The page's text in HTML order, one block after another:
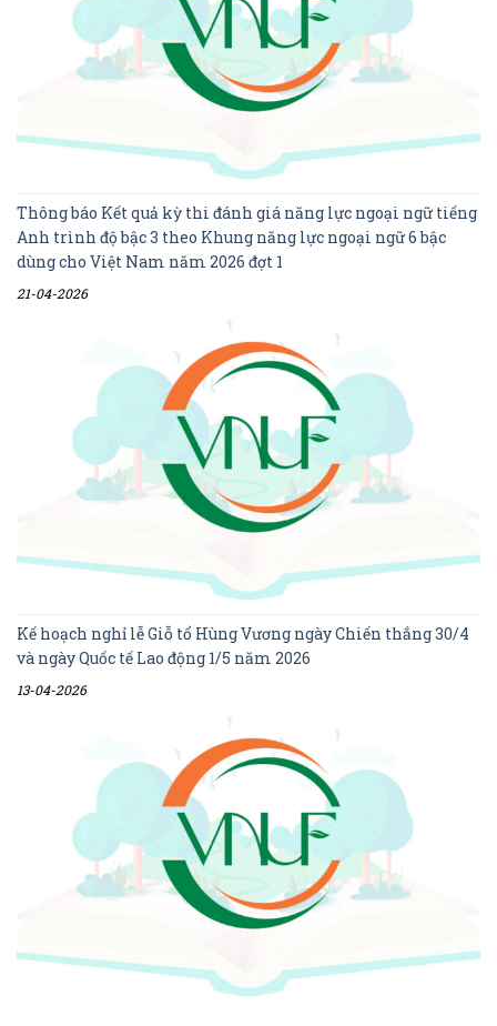
Thông báo Kết quả kỳ thi đánh giá năng lực ngoại ngữ tiếng
Anh trình độ bậc 3 theo Khung năng lực ngoại ngữ 6 bậc
dùng cho Việt Nam năm 2026 đợt 1
21-04-2026
Kế hoạch nghỉ lễ Giỗ tổ Hùng Vương ngày Chiến thắng 30/4
và ngày Quốc tế Lao động 1/5 năm 2026
13-04-2026